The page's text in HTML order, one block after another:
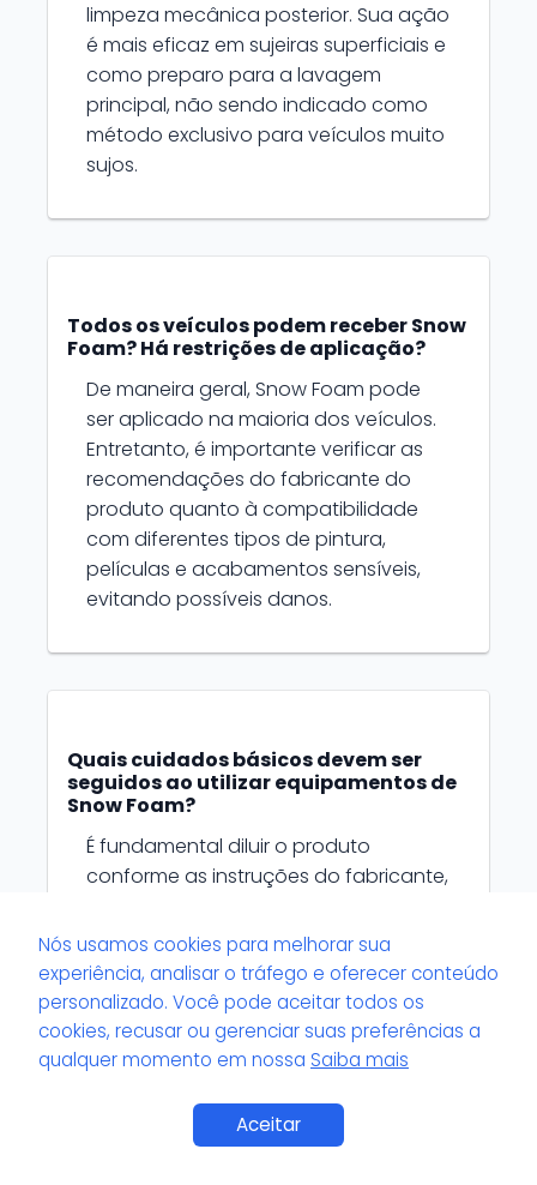
limpeza mecânica posterior. Sua ação
é mais eficaz em sujeiras superficiais e
como preparo para a lavagem
principal, não sendo indicado como
método exclusivo para veículos muito
sujos.
Todos os veículos podem receber Snow
Foam? Há restrições de aplicação?
De maneira geral, Snow Foam pode
ser aplicado na maioria dos veículos.
Entretanto, é importante verificar as
recomendações do fabricante do
produto quanto à compatibilidade
com diferentes tipos de pintura,
películas e acabamentos sensíveis,
evitando possíveis danos.
Quais cuidados básicos devem ser
seguidos ao utilizar equipamentos de
Snow Foam?
É fundamental diluir o produto
conforme as instruções do fabricante,
equipamento e nunca deixar a
espuma secar sobre o veículo. Além
disso, recomenda-se sempre
enxaguar completamente após a
aplicação para evitar resíduos.
Nós usamos cookies para melhorar sua
experiência, analisar o tráfego e oferecer conteúdo
personalizado. Você pode aceitar todos os
cookies, recusar ou gerenciar suas preferências a
qualquer momento em nossa Saiba mais
Aceitar